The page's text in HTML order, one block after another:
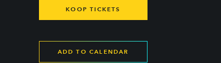
KOOP TICKETS
ADD TO CALENDAR